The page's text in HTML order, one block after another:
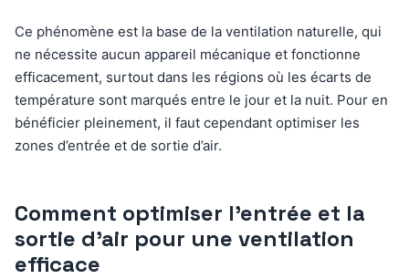
Ce phénomène est la base de la ventilation naturelle, qui
ne nécessite aucun appareil mécanique et fonctionne
efficacement, surtout dans les régions où les écarts de
température sont marqués entre le jour et la nuit. Pour en
bénéficier pleinement, il faut cependant optimiser les
zones d’entrée et de sortie d’air.
Comment optimiser l’entrée et la
sortie d’air pour une ventilation
efficace